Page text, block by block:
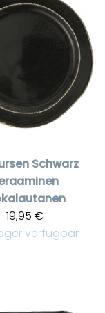
Schwarz
19,95 €
verfügbar